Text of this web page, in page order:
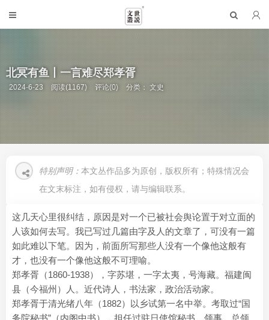
北冥有鱼丨一言难尽郑孝胥
2024-6-23 阅读(1167) 评论(0) 分类：文史
特别声明： 本文丛作品多为原创，版权所有；特殊情况会
在文末标注，如有侵权，请与编辑联系。
这几天心里很纠结，原因是对一个已被社会舆论置于对立面的
人该如何去写。我已写过几篇由字及人的文章了，可没有一篇
如此难以下笔。因为，前面所写那些人没有一个像他这般有
才，也没有一个像他这般不可理喻。
郑孝胥（1860-1938），字苏堪，一字太夷，号海藏。福建闽
县（今福州）人。近代诗人，书法家，政治活动家。
郑孝胥于清光绪八年（1882）以乡试第一名中举。考取过“国
务院秘书”（内阁中书），担任过驻日使馆秘书、领事、总领